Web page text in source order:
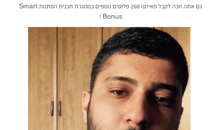
גם אתה זוכה לקבל מאיתנו 200 פלוסים נוספים במסגרת תכנית המתנות Smart
Bonus !